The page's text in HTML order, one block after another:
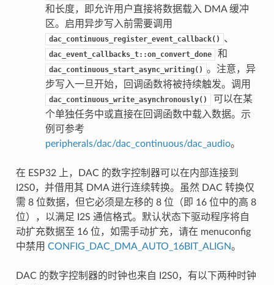
和长度，即允许用户直接将数据载入 DMA 缓冲
区。启用异步写入前需要调用
dac_continuous_register_event_callback() 、
dac_event_callbacks_t::on_convert_done 和
dac_continuous_start_async_writing() 。注意，异
步写入一旦开始，回调函数将被持续触发。调用
dac_continuous_write_asynchronously()
可以在某
个单独任务中或直接在回调函数中载入数据。示
例可参考
peripherals/dac/dac_continuous/dac_audio。
在 ESP32 上，DAC 的数字控制器可以在内部连接到
I2S0，并借用其 DMA 进行连续转换。虽然 DAC 转换仅
需 8 位数据，但它必须是左移的 8 位（即 16 位中的高 8
位），以满足 I2S 通信格式。默认状态下驱动程序将自
动扩充数据至 16 位，如需手动扩充，请在 menuconfig
中禁用 CONFIG_DAC_DMA_AUTO_16BIT_ALIGN。
DAC 的数字控制器的时钟也来自 I2S0，有以下两种时钟